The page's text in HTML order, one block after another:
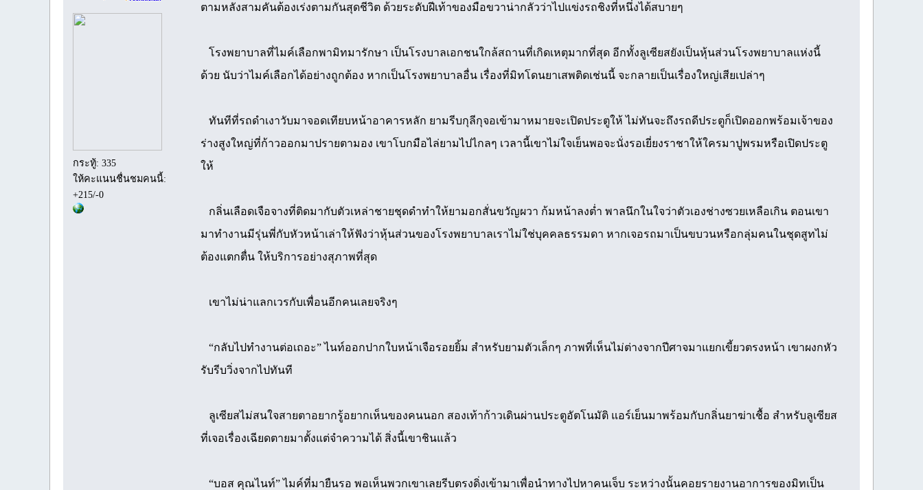
กระทู้: 335
ให้คะแนนชื่นชมคนนี้:
+215/-0
ตามหลังสามคันต้องเร่งตามกันสุดชีวิต ด้วยระดับฝีเท้าของมือขวาน่ากลัวว่าไปแข่งรถชิงที่หนึ่งได้สบายๆ
โรงพยาบาลที่ไมค์เลือกพามิทมารักษา เป็นโรงบาลเอกชนใกล้สถานที่เกิดเหตุมากที่สุด อีกทั้งลูเซียสยังเป็นหุ้นส่วนโรงพยาบาลแห่งนี้
ด้วย นับว่าไมค์เลือกได้อย่างถูกต้อง หากเป็นโรงพยาบาลอื่น เรื่องที่มิทโดนยาเสพติดเช่นนี้ จะกลายเป็นเรื่องใหญ่เสียเปล่าๆ
ทันทีที่รถดำเงาวับมาจอดเทียบหน้าอาคารหลัก ยามรีบกุลีกุจอเข้ามาหมายจะเปิดประตูให้ ไม่ทันจะถึงรถดีประตูก็เปิดออกพร้อมเจ้าของ
ร่างสูงใหญ่ที่ก้าวออกมาปรายตามอง เขาโบกมือไล่ยามไปไกลๆ เวลานี้เขาไม่ใจเย็นพอจะนั่งรอเยี่ยงราชาให้ใครมาปูพรมหรือเปิดประตู
ให้
กลิ่นเลือดเจือจางที่ติดมากับตัวเหล่าชายชุดดำทำให้ยามอกสั่นขวัญผวา ก้มหน้าลงต่ำ พาลนึกในใจว่าตัวเองช่างซวยเหลือเกิน ตอนเขา
มาทำงานมีรุ่นพี่กับหัวหน้าเล่าให้ฟังว่าหุ้นส่วนของโรงพยาบาลเราไม่ใช่บุคคลธรรมดา หากเจอรถมาเป็นขบวนหรือกลุ่มคนในชุดสูทไม่
ต้องแตกตื่น ให้บริการอย่างสุภาพที่สุด
เขาไม่น่าแลกเวรกับเพื่อนอีกคนเลยจริงๆ
“กลับไปทำงานต่อเถอะ” ไนท์ออกปากใบหน้าเจือรอยยิ้ม สำหรับยามตัวเล็กๆ ภาพที่เห็นไม่ต่างจากปีศาจมาแยกเขี้ยวตรงหน้า เขาผงกหัว
รับรีบวิ่งจากไปทันที
ลูเซียสไม่สนใจสายตาอยากรู้อยากเห็นของคนนอก สองเท้าก้าวเดินผ่านประตูอัตโนมัติ แอร์เย็นมาพร้อมกับกลิ่นยาฆ่าเชื้อ สำหรับลูเซียส
ที่เจอเรื่องเฉียดตายมาตั้งแต่จำความได้ สิ่งนี้เขาชินแล้ว
“บอส คุณไนท์” ไมค์ที่มายืนรอ พอเห็นพวกเขาเลยรีบตรงดิ่งเข้ามาเพื่อนำทางไปหาคนเจ็บ ระหว่างนั้นคอยรายงานอาการของมิทเป็น